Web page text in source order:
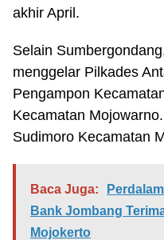
akhir April.
Selain
menggelar Pilkades
Pengampon
Kecamatan
Sudimoro Kecamatan
Baca Juga:
Bank Jombang
Mojokerto